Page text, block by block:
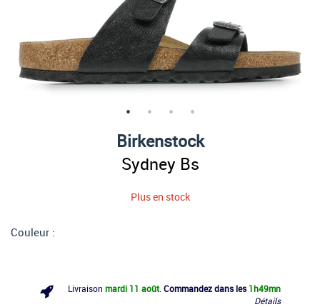
Birkenstock
Sydney Bs
Plus en stock
Couleur :
Livraison mardi 11 août. Commandez dans les 1h49mn
Détails